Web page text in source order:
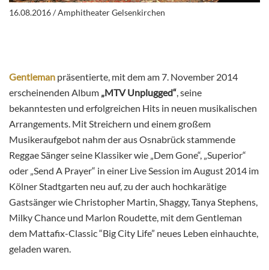
16.08.2016 / Amphitheater Gelsenkirchen
Gentleman präsentierte, mit dem am 7. November 2014
erscheinenden Album „MTV Unplugged“, seine
bekanntesten und erfolgreichen Hits in neuen musikalischen
Arrangements. Mit Streichern und einem großem
Musikeraufgebot nahm der aus Osnabrück stammende
Reggae Sänger seine Klassiker wie „Dem Gone“, „Superior“
oder „Send A Prayer“ in einer Live Session im August 2014 im
Kölner Stadtgarten neu auf, zu der auch hochkarätige
Gastsänger wie Christopher Martin, Shaggy, Tanya Stephens,
Milky Chance und Marlon Roudette, mit dem Gentleman
dem Mattafix-Classic “Big City Life” neues Leben einhauchte,
geladen waren.